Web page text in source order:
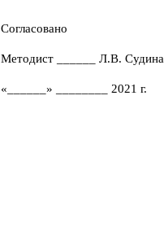
Согласовано
Методист ______ Л.В. Судина
«______» ________ 2021 г.